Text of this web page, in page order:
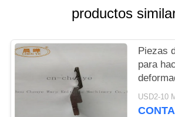
POLÍTICA
DE
PRIVACIDAD
productos
Piezas
para
del
la
USD2-10